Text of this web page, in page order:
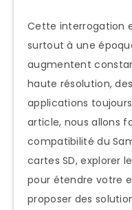
Cette interrogation
surtout à une
augmentent
haute résolution,
applications
article, nous allons
compatibilité du
cartes SD, explorer
pour étendre votre
proposer des